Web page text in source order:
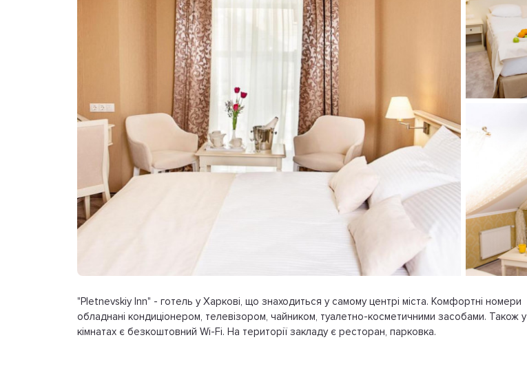
"Pletnevskiy Inn" - готель у Харкові, що знаходиться у самому центрі міста. Комфортні номери
обладнані кондиціонером, телевізором, чайником, туалетно-косметичними засобами. Також у
кімнатах є безкоштовний Wi-Fi. На території закладу є ресторан, парковка.